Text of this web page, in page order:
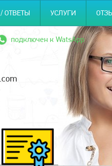
ОТВЕТЫ УСЛУГИ
подключен к WatsApp